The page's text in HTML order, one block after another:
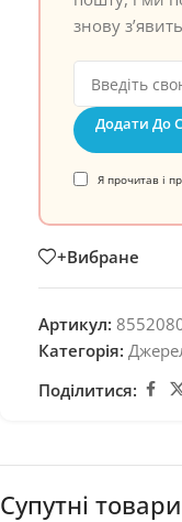
знову
Додати До
Я прочитав і
+Вибране
Артикул:
Категорія:
Поділитися:
Супутні товари